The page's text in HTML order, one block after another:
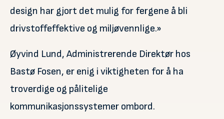
design har gjort det mulig for fergene å bli
drivstoffeffektive og miljøvennlige.»
Øyvind Lund, Administrerende Direktør hos
Bastø Fosen, er enig i viktigheten for å ha
troverdige og pålitelige
kommunikasjonssystemer ombord.